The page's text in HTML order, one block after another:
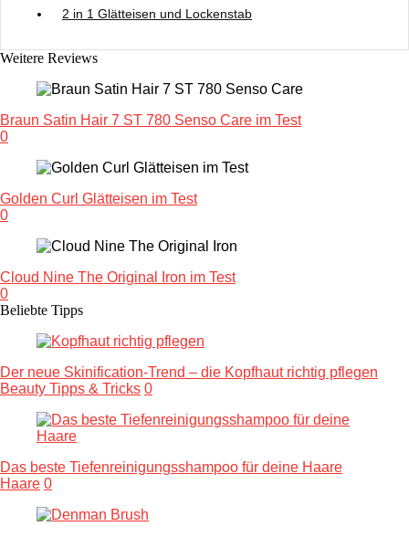
2 in 1 Glätteisen und Lockenstab
Weitere Reviews
Braun Satin Hair 7 ST 780 Senso Care im Test
0
Golden Curl Glätteisen im Test
0
Cloud Nine The Original Iron im Test
0
Beliebte Tipps
Der neue Skinification-Trend – die Kopfhaut richtig pflegen
Beauty Tipps & Tricks 0
Das beste Tiefenreinigungsshampoo für deine Haare
Haare 0